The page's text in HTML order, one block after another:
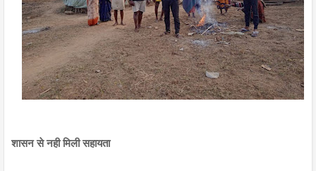
शासन से नही मिली सहायता